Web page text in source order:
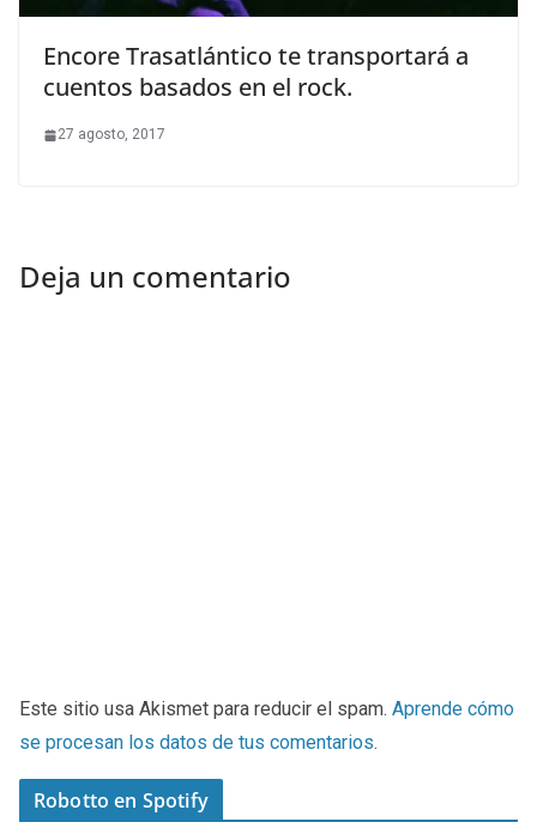
Encore Trasatlántico te transportará a
cuentos basados en el rock.
27 agosto, 2017
Deja un comentario
Este sitio usa Akismet para reducir el spam. Aprende cómo
se procesan los datos de tus comentarios.
Robotto en Spotify